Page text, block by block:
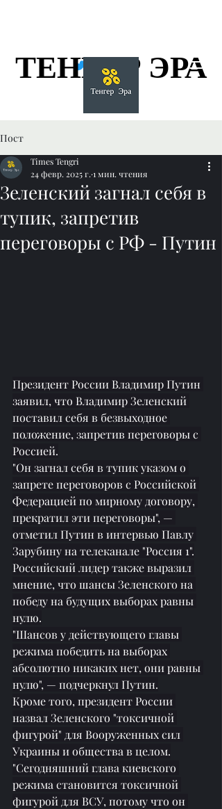
ТЕНГЕР ЭРА
ТЕНГЕР ЭРА
Пост
Зеленский загнал себя в
тупик, запретив
переговоры с РФ - Путин
Times Tengri
24 февр. 2025 г. 1 мин. чтения
Президент России Владимир Путин
заявил, что Владимир Зеленский
поставил себя в безвыходное
положение, запретив переговоры с
Россией.
"Он загнал себя в тупик указом о
запрете переговоров с Российской
Федерацией по мирному договору,
прекратил эти переговоры", —
отметил Путин в интервью Павлу
Зарубину на телеканале "Россия 1".
Российский лидер также выразил
мнение, что шансы Зеленского на
победу на будущих выборах равны
нулю.
"Шансов у действующего главы
режима победить на выборах
абсолютно никаких нет, они равны
нулю", — подчеркнул Путин.
Кроме того, президент России
назвал Зеленского "токсичной
фигурой" для Вооруженных сил
Украины и общества в целом.
"Сегодняшний глава киевского
режима становится токсичной
фигурой для ВСУ, потому что он